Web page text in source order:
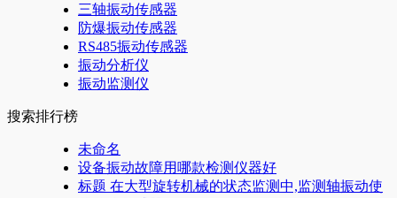
三轴振动传感器
防爆振动传感器
RS485振动传感器
振动分析仪
振动监测仪
搜索排行榜
未命名
设备振动故障用哪款检测仪器好
标题 在大型旋转机械的状态监测中,监测轴振动使